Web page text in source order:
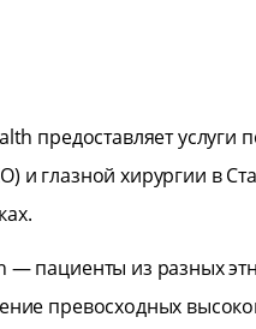
предоставляет
и глазной хирургии в
— пациенты из разных
превосходных